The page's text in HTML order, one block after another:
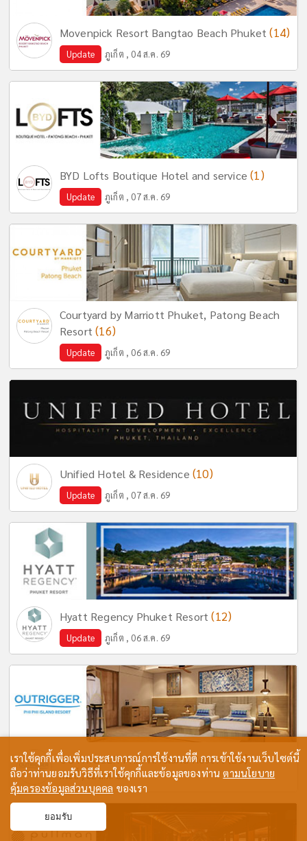
Movenpick Resort Bangtao Beach Phuket(14)
Update ภูเก็ต , 04 ส.ค. 69
BYD Lofts Boutique Hotel and service(1)
Update ภูเก็ต , 07 ส.ค. 69
Courtyard by Marriott Phuket, Patong Beach
Resort(16)
Update ภูเก็ต , 06 ส.ค. 69
Unified Hotel & Residence (10)
Update ภูเก็ต , 07 ส.ค. 69
Hyatt Regency Phuket Resort(12)
Update ภูเก็ต , 06 ส.ค. 69
OUTRIGGER Phi Phi Island Resort(25)
กระบี่ , 02 ส.ค. 69
เราใช้คุกกี้เพื่อเพิ่มประสบการณ์การใช้งานที่ดี การเข้าใช้งานเว็บไซต์นี้
ถือว่าท่านยอมรับวิธีที่เราใช้คุกกี้และข้อมูลของท่านตามนโยบาย
คุ้มครองข้อมูลส่วนบุคคล ของเรา
ยอมรับ